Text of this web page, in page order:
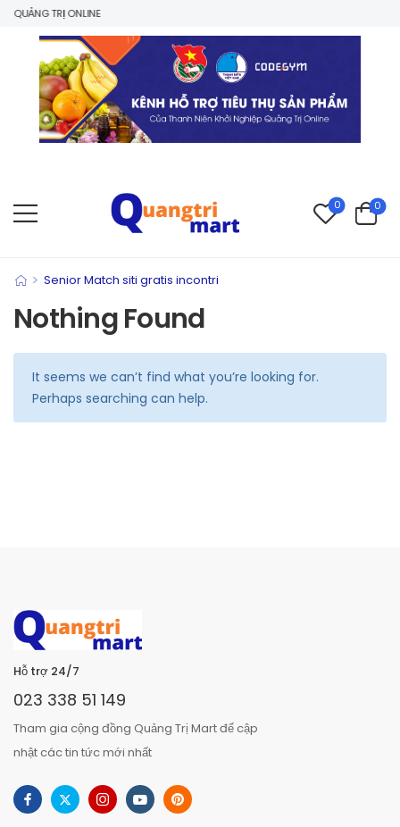
TRỊ ONLINE
0 0
> Senior Match siti gratis incontri
Nothing Found
It seems we can’t find what you’re looking for.
Perhaps searching can help.
Hỗ trợ 24/7
023 338 51 149
Tham gia cộng đồng Quảng Trị Mart để cập
nhật các tin tức mới nhất